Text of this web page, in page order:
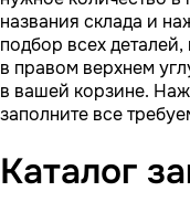
названия склада и
подбор всех
в правом верхнем
в вашей корзине.
заполните все
Каталог